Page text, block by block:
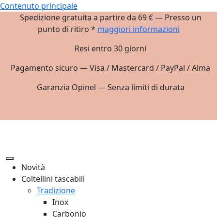
Contenuto principale
Spedizione gratuita a partire da 69 € — Presso un
punto di ritiro * maggiori informazioni
Resi entro 30 giorni
Pagamento sicuro — Visa / Mastercard / PayPal / Alma
Garanzia Opinel — Senza limiti di durata
Novità
Coltellini tascabili
Tradizione
Inox
Carbonio